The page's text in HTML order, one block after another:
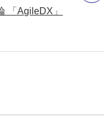
「AgileDX」